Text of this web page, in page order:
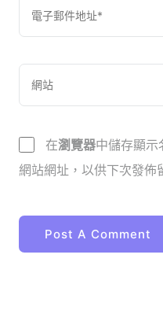
在瀏覽器中儲存顯示
網站網址，以供下次發佈